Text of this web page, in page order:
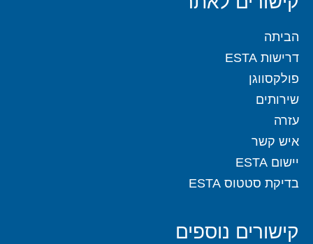
הביתה
דרישות ESTA
פולקסווגן
שירותים
עזרה
איש קשר
יישום ESTA
בדיקת סטטוס ESTA
קישורים נוספים